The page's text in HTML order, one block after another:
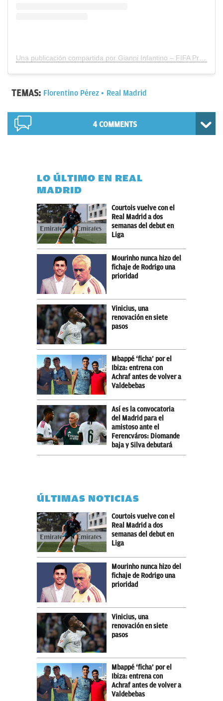
Una publicación compartida por Gianni Infantino – FIFA President (@gianni_infantino)
TEMAS: Florentino Pérez Real Madrid
4 COMMENTS
LO ÚLTIMO EN REAL
MADRID
Courtois vuelve con el
Real Madrid a dos
semanas del debut en
Liga
Mourinho nunca hizo del
fichaje de Rodrigo una
prioridad
Vinicius, una
renovación en siete
pasos
Mbappé ‘ficha’ por el
Ibiza: entrena con
Achraf antes de volver a
Valdebebas
Así es la convocatoria
del Madrid para el
amistoso ante el
Ferencváros: Diomande
baja y Silva debutará
ÚLTIMAS NOTICIAS
Courtois vuelve con el
Real Madrid a dos
semanas del debut en
Liga
Mourinho nunca hizo del
fichaje de Rodrigo una
prioridad
Vinicius, una
renovación en siete
pasos
Mbappé ‘ficha’ por el
Ibiza: entrena con
Achraf antes de volver a
Valdebebas